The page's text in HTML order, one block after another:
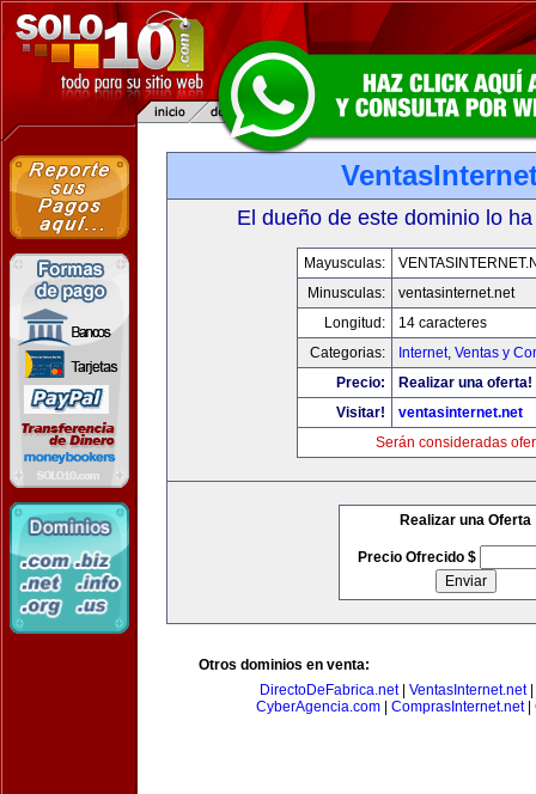
El dueño de este dominio lo
Mayusculas:
Minusculas:
ventasinternet.net
Longitud:
14 caracteres
Categorias:
Internet, Ventas y
Precio:
Realizar una oferta!
Visitar!
ventasinternet.net
Serán consideradas
Realizar una Oferta
Precio Ofrecido $
Otros dominios en venta:
DirectoDeFabrica.net| VentasInternet.net|
CyberAgencia.com| ComprasInternet.net|